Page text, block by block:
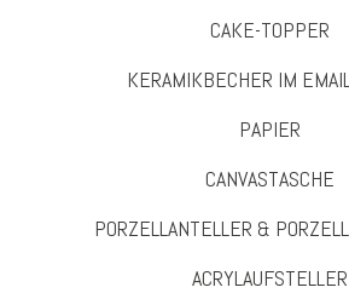
CAKE-TOPPER
KERAMIKBECHER IM
PAPIER
CANVASTASCHE
PORZELLANTELLER &
ACRYLAUFSTELLER